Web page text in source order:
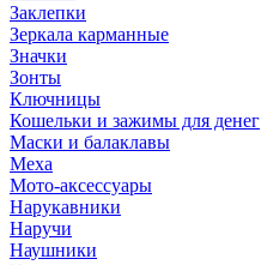
Заклепки
Зеркала карманные
Значки
Зонты
Ключницы
Кошельки и зажимы для денег
Маски и балаклавы
Меха
Мото-аксессуары
Нарукавники
Наручи
Наушники